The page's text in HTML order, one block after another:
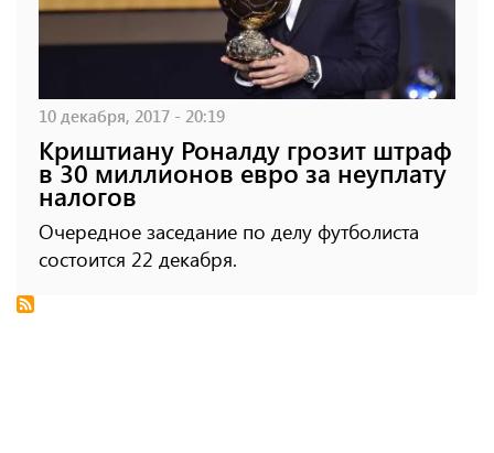
10 декабря, 2017 - 20:19
Криштиану Роналду грозит штраф
в 30 миллионов евро за неуплату
налогов
Очередное заседание по делу футболиста
состоится 22 декабря.